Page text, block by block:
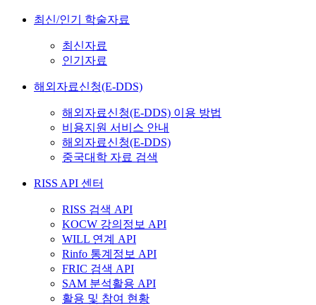
최신/인기 학술자료
최신자료
인기자료
해외자료신청(E-DDS)
해외자료신청(E-DDS) 이용 방법
비용지원 서비스 안내
해외자료신청(E-DDS)
중국대학 자료 검색
RISS API 센터
RISS 검색 API
KOCW 강의정보 API
WILL 연계 API
Rinfo 통계정보 API
FRIC 검색 API
SAM 분석활용 API
활용 및 참여 현황